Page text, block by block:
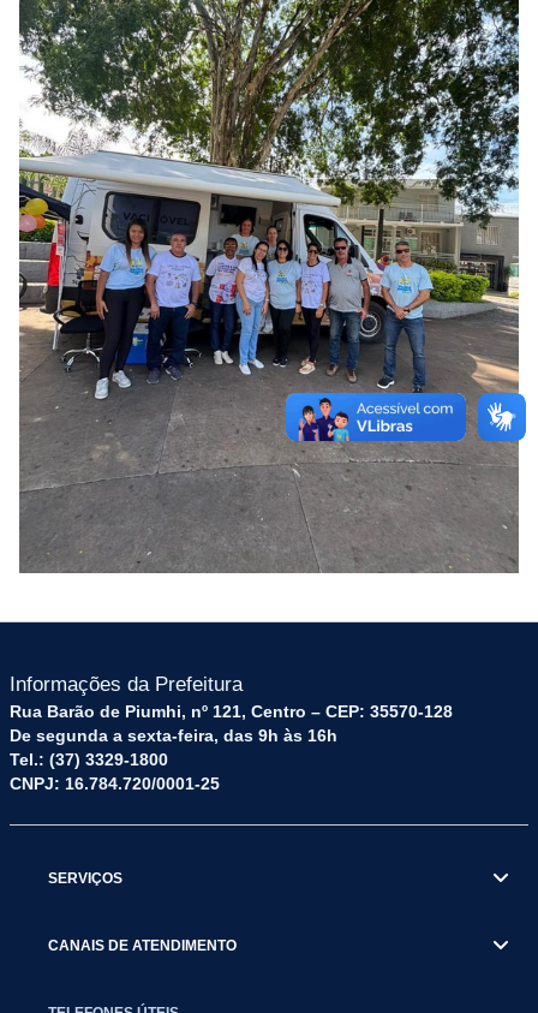
Informações da Prefeitura
Rua Barão de Piumhi, nº 121, Centro – CEP: 35570-128
De segunda a sexta-feira, das 9h às 16h
Tel.: (37) 3329-1800
CNPJ: 16.784.720/0001-25
SERVIÇOS
CANAIS DE ATENDIMENTO